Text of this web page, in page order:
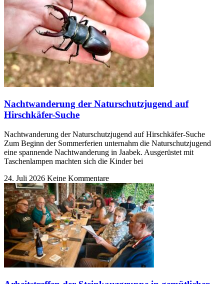
Nachtwanderung der Naturschutzjugend auf
Hirschkäfer-Suche
Nachtwanderung der Naturschutzjugend auf Hirschkäfer-Suche
Zum Beginn der Sommerferien unternahm die Naturschutzjugend
eine spannende Nachtwanderung in Jaabek. Ausgerüstet mit
Taschenlampen machten sich die Kinder bei
24. Juli 2026 Keine Kommentare